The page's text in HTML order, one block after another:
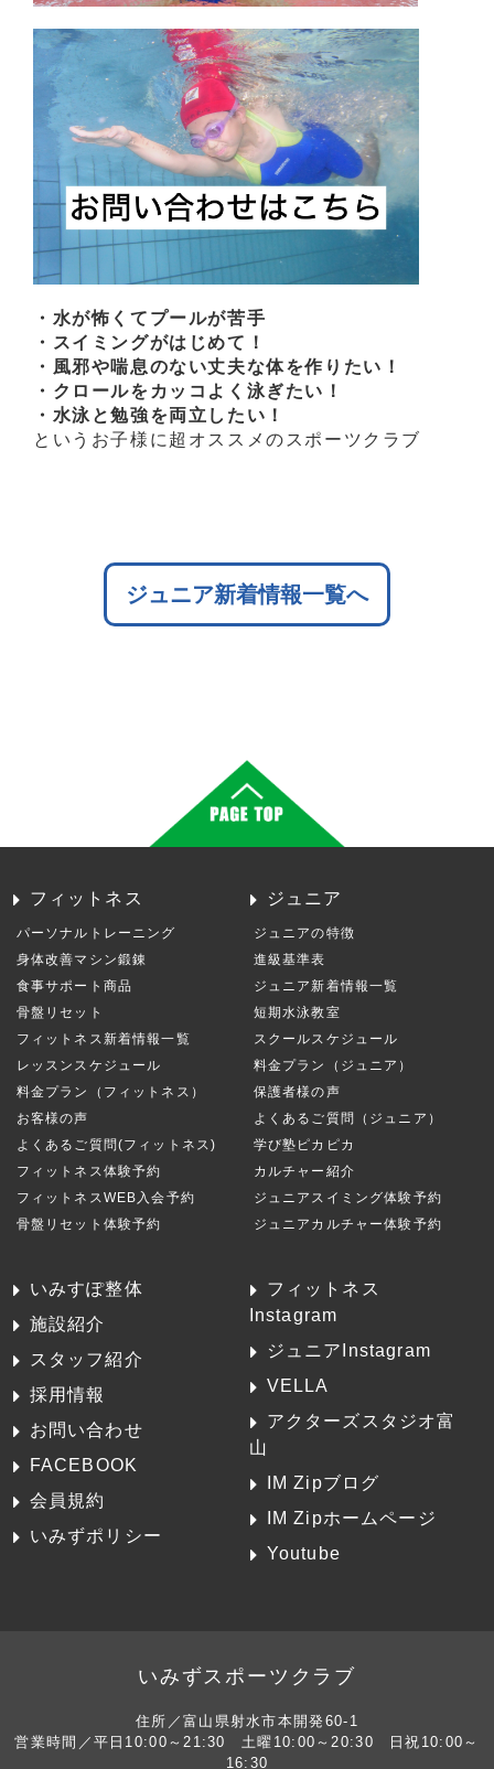
・水が怖くてプールが苦手
・スイミングがはじめて！
・風邪や喘息のない丈夫な体を作りたい！
・クロールをカッコよく泳ぎたい！
・水泳と勉強を両立したい！
というお子様に超オススメのスポーツクラブ
ジュニア新着情報一覧へ
フィットネス
パーソナルトレーニング
身体改善マシン鍛錬
食事サポート商品
骨盤リセット
フィットネス新着情報一覧
レッスンスケジュール
料金プラン（フィットネス）
お客様の声
よくあるご質問(フィットネス)
フィットネス体験予約
フィットネスWEB入会予約
骨盤リセット体験予約
ジュニア
ジュニアの特徴
進級基準表
ジュニア新着情報一覧
短期水泳教室
スクールスケジュール
料金プラン（ジュニア）
保護者様の声
よくあるご質問（ジュニア）
学び塾ピカピカ
カルチャー紹介
ジュニアスイミング体験予約
ジュニアカルチャー体験予約
いみすぽ整体
施設紹介
スタッフ紹介
採用情報
お問い合わせ
FACEBOOK
会員規約
いみずポリシー
フィットネス
Instagram
ジュニアInstagram
VELLA
アクターズスタジオ富
山
IM Zipブログ
IM Zipホームページ
Youtube
いみずスポーツクラブ
住所／富山県射水市本開発60-1
営業時間／平日10:00～21:30 土曜10:00～20:30 日祝10:00～
16:30